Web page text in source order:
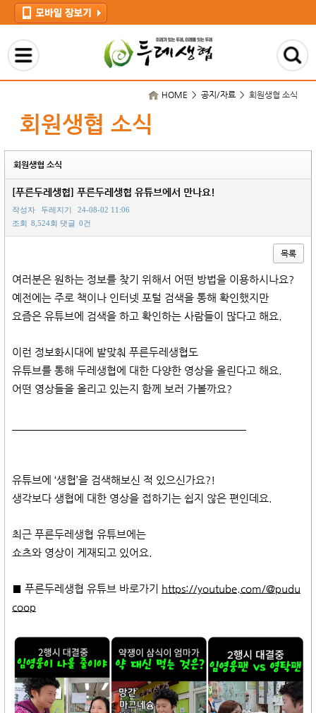
회원생협 소식
HOME > 공지/자료 > 회원생협 소식
회원생협 소식
[푸른두레생협] 푸른두레생협 유튜브에서 만나요!
작성자 두레지기
24-08-02 11:06
조회 8,524회 댓글 0건
목록
본문
여러분은 원하는 정보를 찾기 위해서 어떤 방법을 이용하시나요?
예전에는 주로 책이나 인터넷 포털 검색을 통해 확인했지만
요즘은 유튜브에 검색을 하고 확인하는 사람들이 많다고 해요.
이런 정보화시대에 발맞춰 푸른두레생협도
유튜브를 통해 두레생협에 대한 다양한 영상을 올린다고 해요.
어떤 영상들을 올리고 있는지 함께 보러 가볼까요?
유튜브에 ‘생협’을 검색해보신 적 있으신가요?!
생각보다 생협에 대한 영상을 접하기는 쉽지 않은 편인데요.
최근 푸른두레생협 유튜브에는
쇼츠와 영상이 게재되고 있어요.
■ 푸른두레생협 유튜브 바로가기
https://youtube.com/@pudu
coop